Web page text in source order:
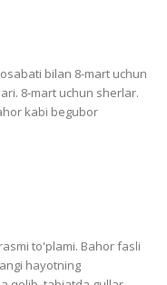
bilan 8-mart uchun
8-mart uchun sherlar.
kabi begubor
to'plami. Bahor fasli
hayotning